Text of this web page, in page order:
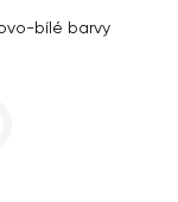
bílé barvy